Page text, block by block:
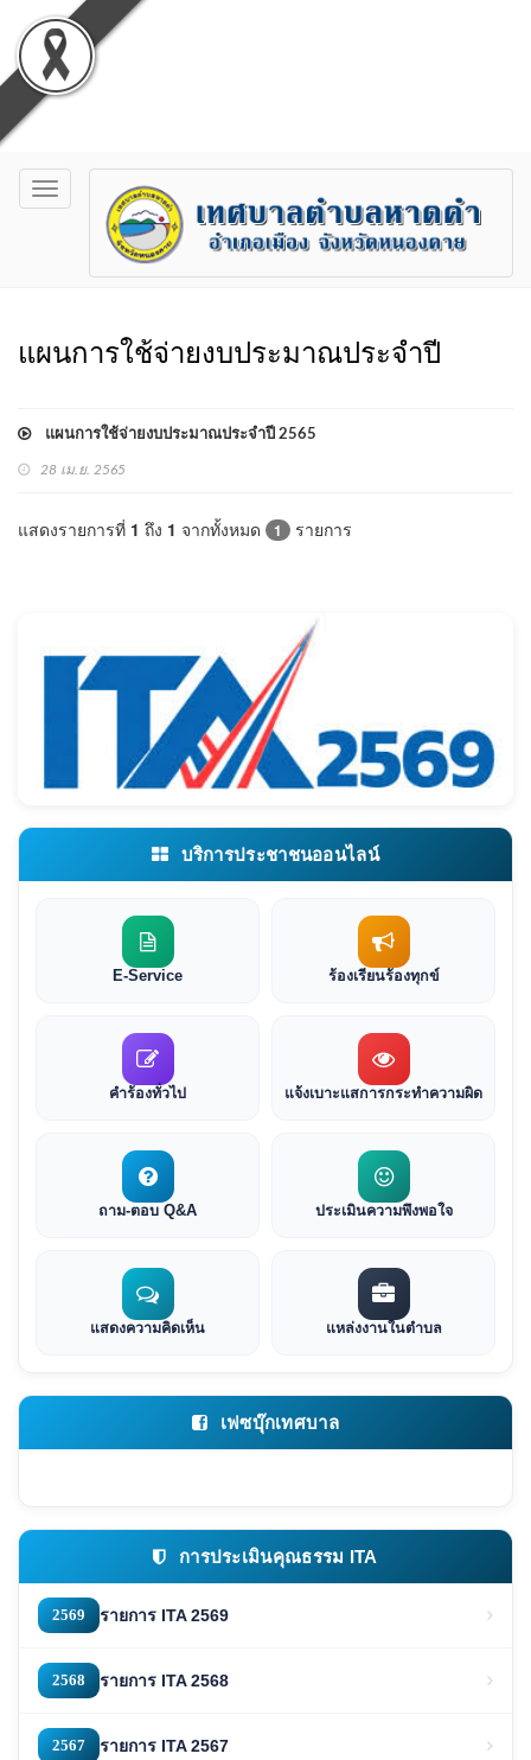
Toggle
navigation
แผนการใช้จ่ายงบประมาณประจำปี
แผนการใช้จ่ายงบประมาณประจำปี 2565
28 เม.ย. 2565
แสดงรายการที่ 1 ถึง 1 จากทั้งหมด 1 รายการ
บริการประชาชนออนไลน์
E-Service ร้องเรียนร้องทุกข์
คำร้องทั่วไป แจ้งเบาะแสการกระทำความผิด
ถาม-ตอบ Q&A ประเมินความพึงพอใจ
แสดงความคิดเห็น แหล่งงานในตำบล
เฟซบุ๊กเทศบาล
การประเมินคุณธรรม ITA
2569 รายการ ITA 2569
2568 รายการ ITA 2568
2567 รายการ ITA 2567